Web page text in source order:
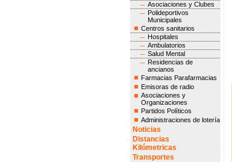
Asociaciones y Clubes
Polideportivos
Municipales
Centros sanitarios
Hospitales
Ambulatorios
Salud Mental
Residencias de
ancianos
Farmacias Parafarmacias
Emisoras de radio
Asociaciones y
Organizaciones
Partidos Políticos
Administraciones de lotería
Noticias
Distancias
Kilómetricas
Transportes